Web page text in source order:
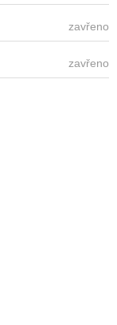
zavřeno
zavřeno